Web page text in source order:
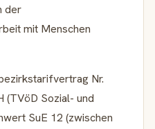
der
mit Menschen
Nr.
Sozial- und
SuE 12 (zwischen